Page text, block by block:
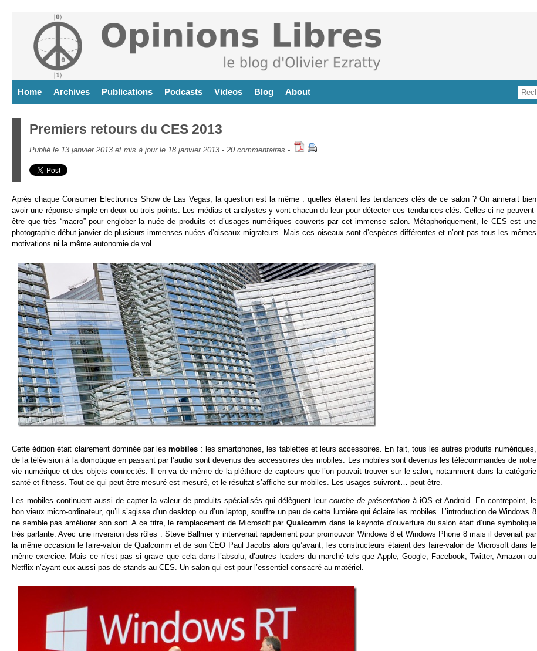
Home Archives Publications Podcasts Videos Blog About
Premiers retours du CES 2013
Publié le 13 janvier 2013 et mis à jour le 18 janvier 2013 - 20 commentaires -
Après chaque Consumer Electronics Show de Las Vegas, la question est la même : quelles étaient les tendances clés de ce salon ? On aimerait bien
avoir une réponse simple en deux ou trois points. Les médias et analystes y vont chacun du leur pour détecter ces tendances clés. Celles-ci ne peuvent-
être que très “macro” pour englober la nuée de produits et d’usages numériques couverts par cet immense salon. Métaphoriquement, le CES est une
photographie début janvier de plusieurs immenses nuées d’oiseaux migrateurs. Mais ces oiseaux sont d’espèces différentes et n’ont pas tous les mêmes
motivations ni la même autonomie de vol.
Cette édition était clairement dominée par lesmobiles : les smartphones, les tablettes et leurs accessoires. En fait, tous les autres produits numériques,
de la télévision à la domotique en passant par l’audio sont devenus des accessoires des mobiles. Les mobiles sont devenus les télécommandes de notre
vie numérique et des objets connectés. Il en va de même de la pléthore de capteurs que l’on pouvait trouver sur le salon, notamment dans la catégorie
santé et fitness. Tout ce qui peut être mesuré est mesuré, et le résultat s’affiche sur mobiles. Les usages suivront… peut-être.
Les mobiles continuent aussi de capter la valeur de produits spécialisés qui délèguent leur couche de présentationà iOS et Android. En contrepoint, le
bon vieux micro-ordinateur, qu’il s’agisse d’un desktop ou d’un laptop, souffre un peu de cette lumière qui éclaire les mobiles. L’introduction de Windows 8
ne semble pas améliorer son sort. A ce titre, le remplacement de Microsoft parQualcomm dans le keynote d’ouverture du salon était d’une symbolique
très parlante. Avec une inversion des rôles : Steve Ballmer y intervenait rapidement pour promouvoir Windows 8 et Windows Phone 8 mais il devenait par
la même occasion le faire-valoir de Qualcomm et de son CEO Paul Jacobs alors qu’avant, les constructeurs étaient des faire-valoir de Microsoft dans le
même exercice. Mais ce n’est pas si grave que cela dans l’absolu, d’autres leaders du marché tels que Apple, Google, Facebook, Twitter, Amazon ou
Netflix n’ayant eux-aussi pas de stands au CES. Un salon qui est pour l’essentiel consacré au matériel.